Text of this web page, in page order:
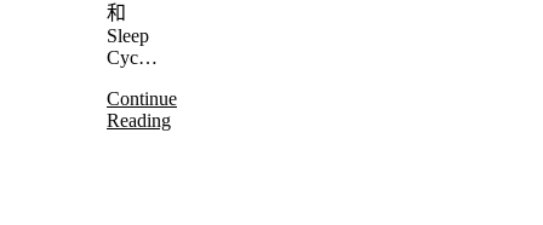
和
Sleep
Cyc…
Continue
Reading